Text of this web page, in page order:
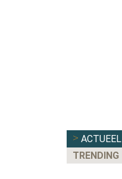
ACTUEEL
TRENDING